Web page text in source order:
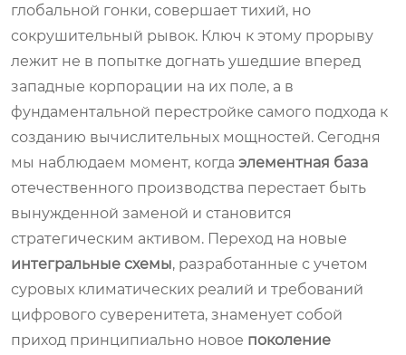
глобальной гонки, совершает тихий, но
сокрушительный рывок. Ключ к этому прорыву
лежит не в попытке догнать ушедшие вперед
западные корпорации на их поле, а в
фундаментальной перестройке самого подхода к
созданию вычислительных мощностей. Сегодня
мы наблюдаем момент, когда элементная база
отечественного производства перестает быть
вынужденной заменой и становится
стратегическим активом. Переход на новые
интегральные схемы, разработанные с учетом
суровых климатических реалий и требований
цифрового суверенитета, знаменует собой
приход принципиально новое поколение